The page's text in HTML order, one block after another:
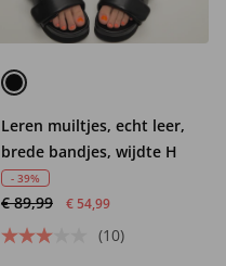
Leren muiltjes, echt leer,
brede bandjes, wijdte H
- 39%
€ 89,99 € 54,99
(10)